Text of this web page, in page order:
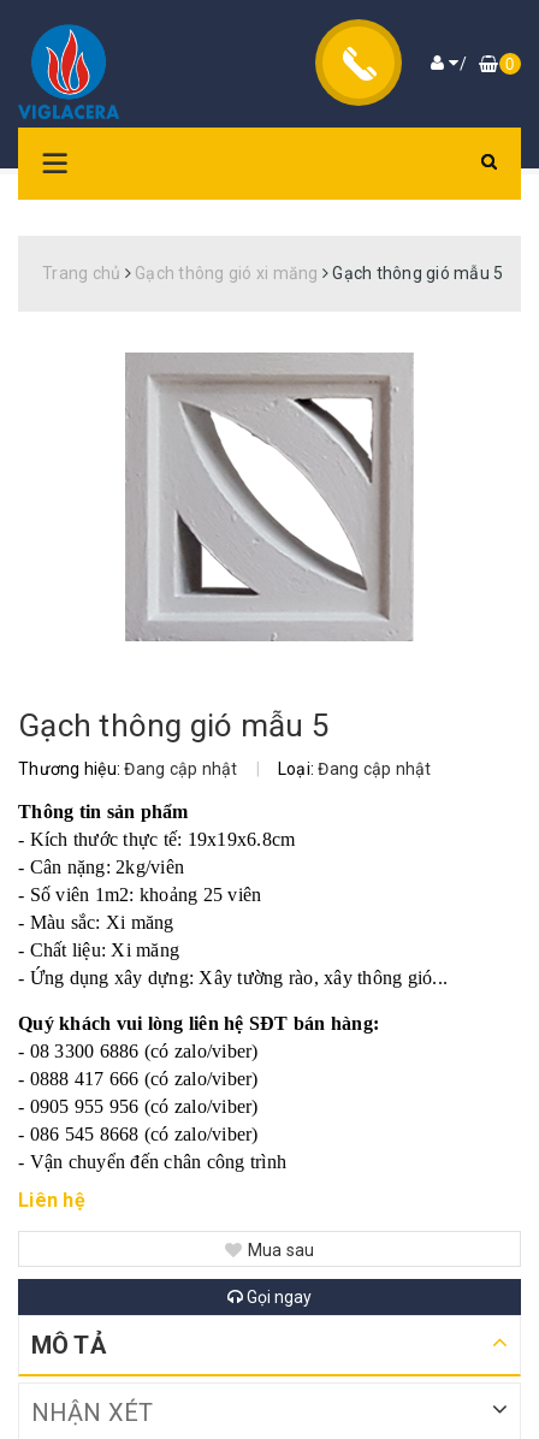
/ 0
Trang chủ Gạch thông gió xi măng Gạch thông gió mẫu 5
Gạch thông gió mẫu 5
Thương hiệu:Đang cập nhật | Loại:Đang cập nhật
Thông tin sản phẩm
- Kích thước thực tế: 19x19x6.8cm
- Cân nặng: 2kg/viên
- Số viên 1m2: khoảng 25 viên
- Màu sắc: Xi măng
- Chất liệu: Xi măng
- Ứng dụng xây dựng: Xây tường rào, xây thông gió...
Quý khách vui lòng liên hệ SĐT bán hàng:
- 08 3300 6886 (có zalo/viber)
- 0888 417 666 (có zalo/viber)
- 0905 955 956 (có zalo/viber)
- 086 545 8668 (có zalo/viber)
- Vận chuyển đến chân công trình
Liên hệ
Mua sau
Gọi ngay
MÔ TẢ
NHẬN XÉT